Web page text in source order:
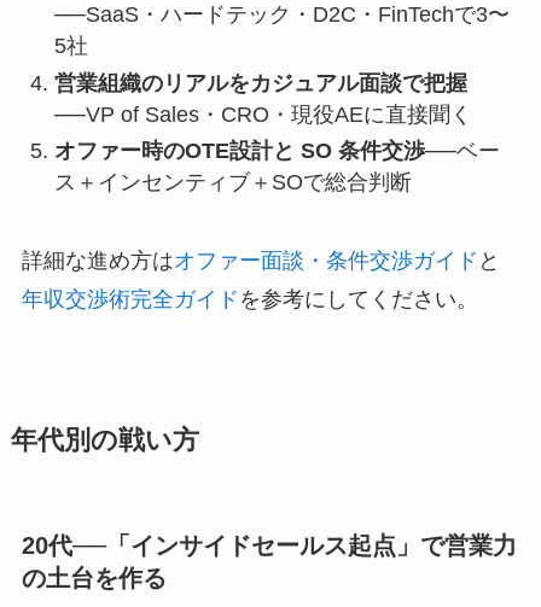
──SaaS・ハードテック・D2C・FinTechで3〜
5社
営業組織のリアルをカジュアル面談で把握
──VP of Sales・CRO・現役AEに直接聞く
オファー時のOTE設計と SO 条件交渉──ベー
ス＋インセンティブ＋SOで総合判断
詳細な進め方はオファー面談・条件交渉ガイド と
年収交渉術完全ガイド を参考にしてください。
年代別の戦い方
20代──「インサイドセールス起点」で営業力
の土台を作る